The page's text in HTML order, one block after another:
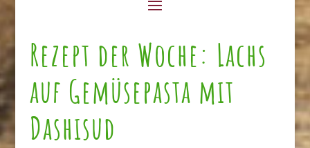
Rezept der Woche: Lachs
auf Gemüsepasta mit
Dashisud